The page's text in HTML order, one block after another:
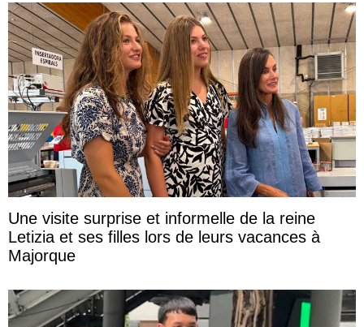
Une visite surprise et informelle de la reine
Letizia et ses filles lors de leurs vacances à
Majorque